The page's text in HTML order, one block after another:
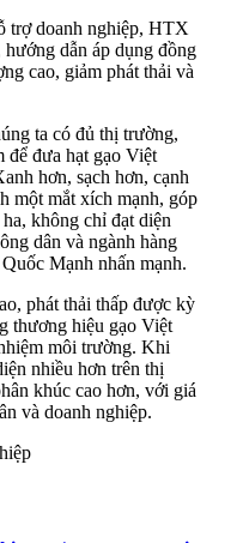
trợ doanh nghiệp, HTX
dẫn áp dụng đồng
cao, giảm phát thải và
ta có đủ thị trường,
để đưa hạt gạo Việt
hơn, sạch hơn, cạnh
một mắt xích mạnh, góp
không chỉ đạt diện
dân và ngành hàng
Mạnh nhấn mạnh.
phát thải thấp được kỳ
thương hiệu gạo Việt
môi trường. Khi
nhiều hơn trên thị
khúc cao hơn, với giá
và doanh nghiệp.